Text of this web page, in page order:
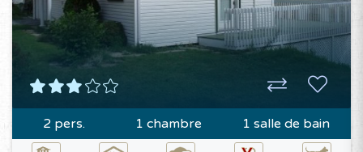
2 pers. 1 chambre 1 salle de bain